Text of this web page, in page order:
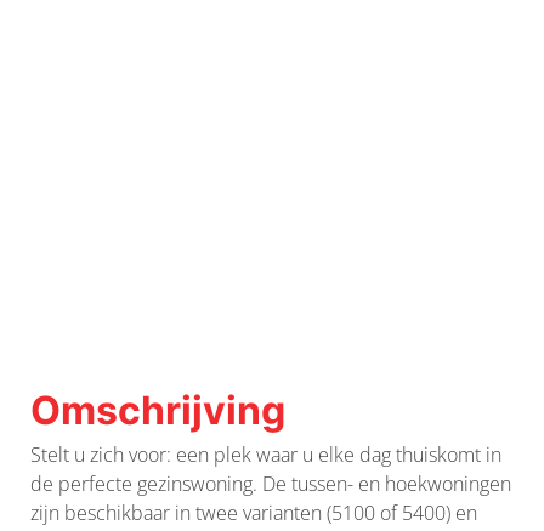
Omschrijving
Stelt u zich voor: een plek waar u elke dag thuiskomt in
de perfecte gezinswoning. De tussen- en hoekwoningen
zijn beschikbaar in twee varianten (5100 of 5400) en